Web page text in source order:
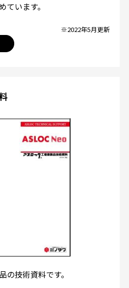
ています。
※2022年5月更新
の技術資料です。